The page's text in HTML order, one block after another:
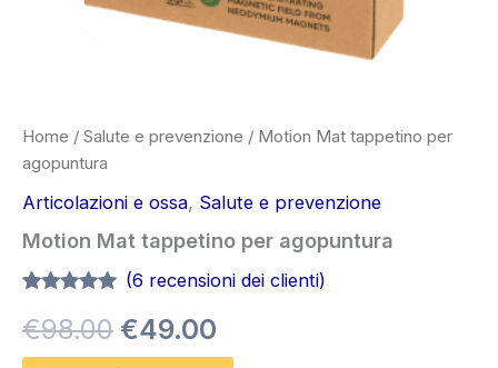
Home / Salute e prevenzione / Motion Mat tappetino per
agopuntura
Articolazioni e ossa, Salute e prevenzione
Motion Mat tappetino per agopuntura
su 5 su
base di
recensioni
(6 recensioni dei clienti)
€98.00 Il
€49.00